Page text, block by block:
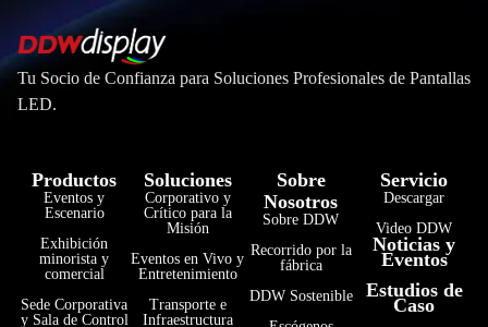
Tu Socio de Confianza para Soluciones Profesionales de Pantallas
LED.
Productos
Eventos y
Escenario
Exhibición
minorista y
comercial
Sede Corporativa
y Sala de Control
Soluciones
Corporativo y
Crítico para la
Misión
Eventos en Vivo y
Entretenimiento
Transporte e
Infraestructura
Sobre
Nosotros
Sobre DDW
Recorrido por la
fábrica
DDW Sostenible
Servicio
Descargar
Video DDW
Noticias y
Eventos
Estudios de
Caso فارسی